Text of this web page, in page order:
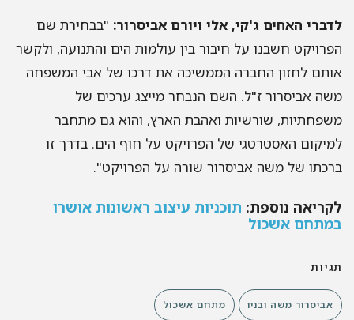
לדברי האחים ג'קי, אלי ויורם אביסרור: "בבחירת שם
הפרויקט חשבנו על חיבור בין עולמות הים והתנועה, ולקשר
אותם לחזון החברה הממשיכה את דרכו של אבי המשפחה
משה אביסרור ז"ל. השם הנבחר מייצג ערכים של
משפחתיות, שורשיות ואהבת הארץ, והוא גם מתחבר
למיקום האסטרטגי של הפרויקט על חוף הים. בדרך זו
ברכתו של משה אביסרור שורה על הפרויקט".
לקריאה נוספת: תוכניות עיצוב ראשונות אושרו
במתחם אשכול
תגיות
אביסרור משה ובניו מתחם אשכול